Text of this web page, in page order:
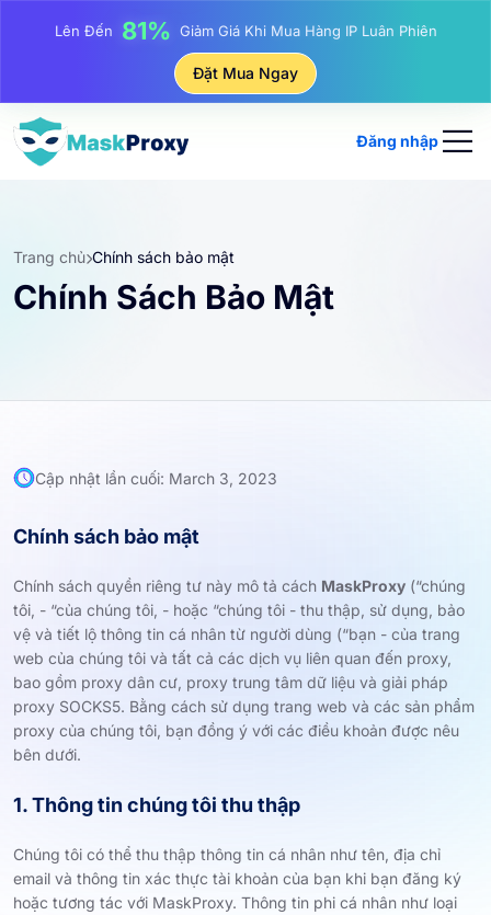
Lên Đến 17%Giảm Giá Thưởng Khi Nạp Tiền
25%Giảm Giá Khi Mua Hàng IP Tĩnh
Lên Đến
Đặt Mua Ngay
Đăng nhập
Trang chủ Chính sách bảo mật
Chính Sách Bảo Mật
Cập nhật lần cuối: March 3, 2023
Chính sách bảo mật
Chính sách quyền riêng tư này mô tả cách MaskProxy (“chúng
tôi, - “của chúng tôi, - hoặc “chúng tôi - thu thập, sử dụng, bảo
vệ và tiết lộ thông tin cá nhân từ người dùng (“bạn - của trang
web của chúng tôi và tất cả các dịch vụ liên quan đến proxy,
bao gồm proxy dân cư, proxy trung tâm dữ liệu và giải pháp
proxy SOCKS5. Bằng cách sử dụng trang web và các sản phẩm
proxy của chúng tôi, bạn đồng ý với các điều khoản được nêu
bên dưới.
1. Thông tin chúng tôi thu thập
Chúng tôi có thể thu thập thông tin cá nhân như tên, địa chỉ
email và thông tin xác thực tài khoản của bạn khi bạn đăng ký
hoặc tương tác với MaskProxy. Thông tin phi cá nhân như loại